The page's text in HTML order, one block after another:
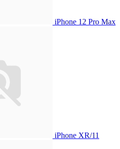
iPhone 12 Pro Max
iPhone XR/11